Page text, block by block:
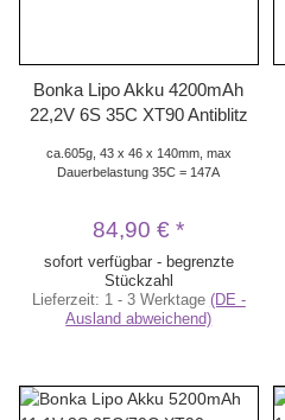
Bonka Lipo Akku 4200mAh
22,2V 6S 35C XT90 Antiblitz
ca.605g, 43 x 46 x 140mm, max
Dauerbelastung 35C = 147A
84,90 €*
sofort verfügbar - begrenzte
Stückzahl
Lieferzeit: 1 - 3 Werktage (DE -
Ausland abweichend)